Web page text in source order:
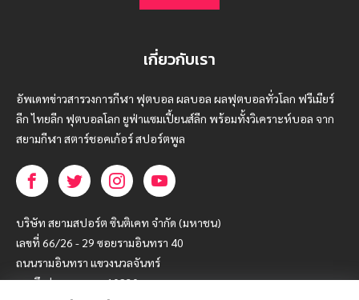
เกี่ยวกับเรา
อัพเดทข่าวสารวงการกีฬา ฟุตบอล ผลบอล ผลฟุตบอลทั่วโลก ฟรีเมียร์
ลีก ไทยลีก ฟุตบอลโลก ยูฟ่าแซมเปี้ยนส์ลีก พร้อมทั้งวิเคราะห์บอล จาก
สยามกีฬา สตาร์ชอคเก้อร์ สปอร์ตพูล
บริษัท สยามสปอร์ต ซินติเคท จำกัด (มหาชน)
เลขที่ 66/26 - 29 ซอยรามอินทรา 40
ถนนรามอินทรา แขวงนวลจันทร์
เขตบึงกุ่ม กรุงเทพฯ 10230